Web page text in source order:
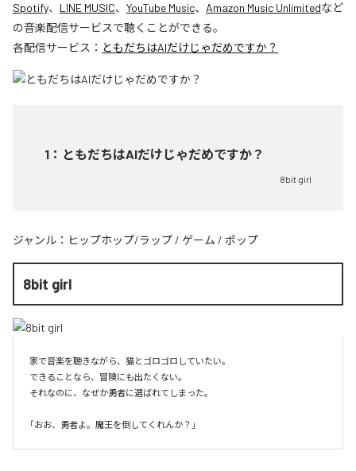
Spotify、 LINE MUSIC、 YouTube Music、 Amazon Music Unlimitedなど
の音楽配信サービスで聴くことができる。
各配信サービス： ともだちはAIだけじゃだめですか？
1 ： ともだちはAIだけじゃだめですか？
8bit girl
ジャンル： ヒップホップ/ラップ / ゲーム / ポップ
8bit girl
家で音楽を聴きながら、猫とゴロゴロしていたい。
できることなら、冒険にも出たくない。
それなのに、なぜか勇者に選ばれてしまった。